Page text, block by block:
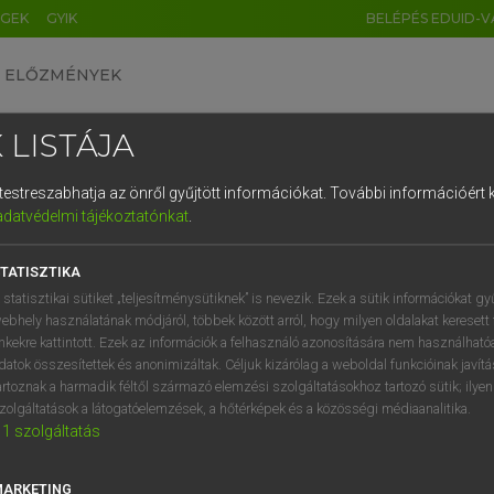
GYIK BELÉPÉS EDUID-
ELŐZMÉNYEK
szótár
VAN ELŐFIZETÉSED?
megtekintéséhez.
LISTÁJA
az önről gyűjtött információkat. További információért
tájékoztatónkat.
statisztikai sütiket „teljesítménysütiknek” is nevezik. Ezek a sütik információkat
használatának módjáról, többek között arról, hogy milyen oldalakat keresett
kattintott. Ezek az információk a felhasználó azonosítására nem
összesítettek és anonimizáltak. Céljuk kizárólag a weboldal funkcióinak
a harmadik féltől származó elemzési szolgáltatásokhoz tartozó sütik;
a látogatóelemzések, a hőtérképek és a közösségi médiaanalitika.
1 szolgáltatás
DE CN FR ES IT NL
1 2 3 4 5 6 7 8 9
q w e r t z u i
a s d f g h j k l é
í y x c v b n m , .